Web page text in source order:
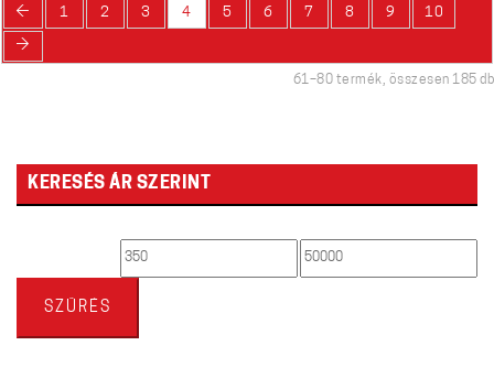
← 1 2 3 4 5 6 7 8 9 10
→
61–80 termék, összesen 185 db
KERESÉS ÁR SZERINT
Min Max
SZŰRÉS